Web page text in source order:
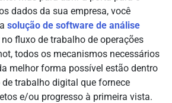
dados da sua empresa, você
solução de software de análise
fluxo de trabalho de operações
todos os mecanismos necessários
melhor forma possível estão dentro
trabalho digital que fornece
e/ou progresso à primeira vista.